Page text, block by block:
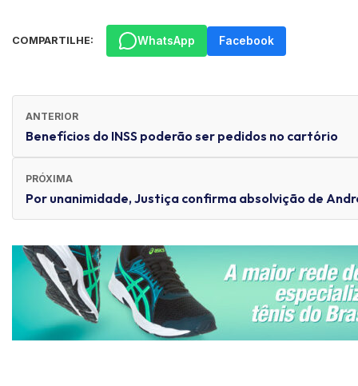
COMPARTILHE: WhatsApp Facebook
ANTERIOR
Benefícios do INSS poderão ser pedidos no cartório
PRÓXIMA
Por unanimidade, Justiça confirma absolvição de